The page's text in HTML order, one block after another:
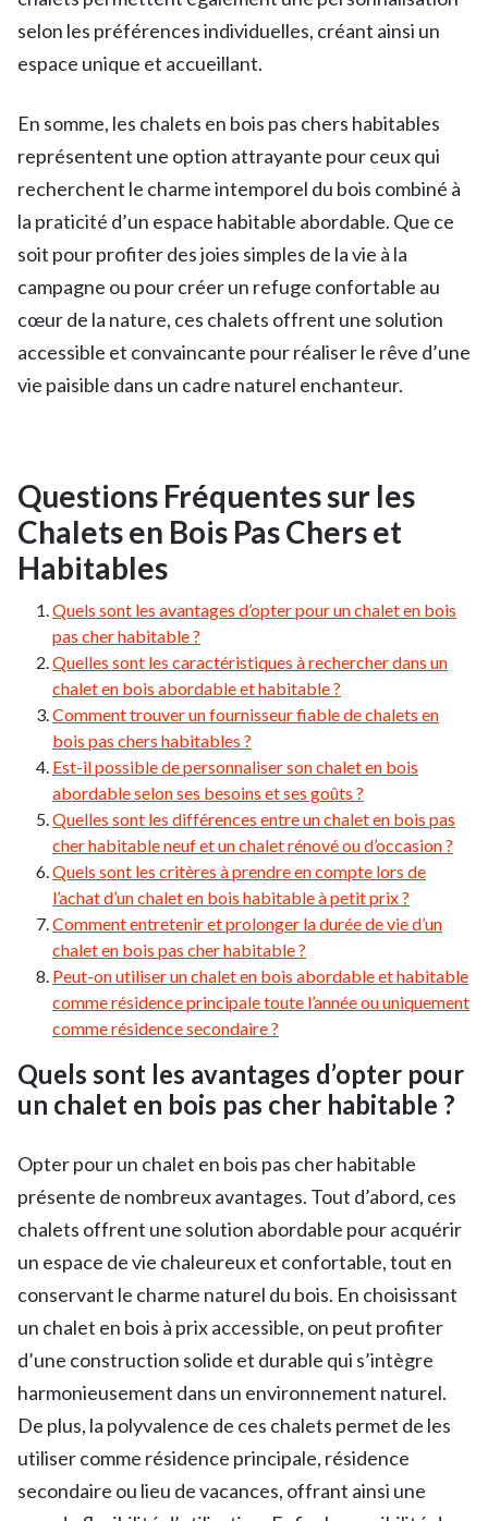
selon les préférences individuelles, créant ainsi un
espace unique et accueillant.
En somme, les chalets en bois pas chers habitables
représentent une option attrayante pour ceux qui
recherchent le charme intemporel du bois combiné à
la praticité d’un espace habitable abordable. Que ce
soit pour profiter des joies simples de la vie à la
campagne ou pour créer un refuge confortable au
cœur de la nature, ces chalets offrent une solution
accessible et convaincante pour réaliser le rêve d’une
vie paisible dans un cadre naturel enchanteur.
Questions Fréquentes sur les
Chalets en Bois Pas Chers et
Habitables
Quels sont les avantages d’opter pour un chalet en bois
pas cher habitable ?
Quelles sont les caractéristiques à rechercher dans un
chalet en bois abordable et habitable ?
Comment trouver un fournisseur fiable de chalets en
bois pas chers habitables ?
Est-il possible de personnaliser son chalet en bois
abordable selon ses besoins et ses goûts ?
Quelles sont les différences entre un chalet en bois pas
cher habitable neuf et un chalet rénové ou d’occasion ?
Quels sont les critères à prendre en compte lors de
l’achat d’un chalet en bois habitable à petit prix ?
Comment entretenir et prolonger la durée de vie d’un
chalet en bois pas cher habitable ?
Peut-on utiliser un chalet en bois abordable et habitable
comme résidence principale toute l’année ou uniquement
comme résidence secondaire ?
Quels sont les avantages d’opter pour
un chalet en bois pas cher habitable ?
Opter pour un chalet en bois pas cher habitable
présente de nombreux avantages. Tout d’abord, ces
chalets offrent une solution abordable pour acquérir
un espace de vie chaleureux et confortable, tout en
conservant le charme naturel du bois. En choisissant
un chalet en bois à prix accessible, on peut profiter
d’une construction solide et durable qui s’intègre
harmonieusement dans un environnement naturel.
De plus, la polyvalence de ces chalets permet de les
utiliser comme résidence principale, résidence
secondaire ou lieu de vacances, offrant ainsi une